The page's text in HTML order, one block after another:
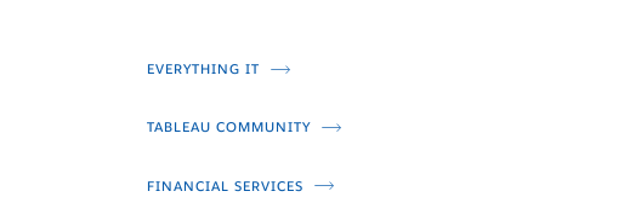
EVERYTHING IT
TABLEAU COMMUNITY
FINANCIAL SERVICES